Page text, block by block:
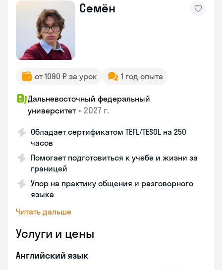
Семён
от 1090 ₽ за урок 1 год опыта
Дальневосточный федеральный
университет • 2027 г.
Обладает сертификатом TEFL/TESOL на 250
часов
Помогает подготовиться к учебе и жизни за
границей
Упор на практику общения и разговорного
языка
Читать дальше
Услуги и цены
Английский язык